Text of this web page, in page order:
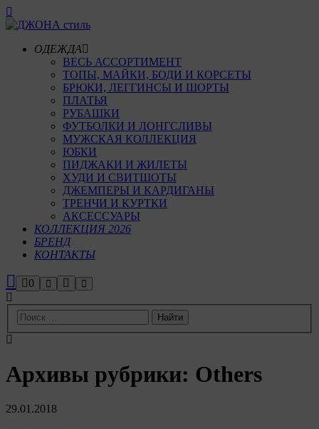
ОДЕЖДА
ВЕСЬ АССОРТИМЕНТ
ТОПЫ, МАЙКИ, БОДИ И КОРСЕТЫ
БРЮКИ, ЛЕГГИНСЫ И ШОРТЫ
ПЛАТЬЯ
РУБАШКИ
ФУТБОЛКИ И ЛОНГСЛИВЫ
МУЖСКАЯ КОЛЛЕКЦИЯ
ЮБКИ
ПИДЖАКИ И ЖИЛЕТЫ
ХУДИ И СВИТШОТЫ
ДЖЕМПЕРЫ И КАРДИГАНЫ
ТРЕНЧИ И КУРТКИ
АКСЕССУАРЫ
КОЛЛЕКЦИЯ 2026
БРЕНД
КОНТАКТЫ
0Боковая
панель
магазина
Больше
информации
меню
Архивы рубрики: Others
29.01.2018